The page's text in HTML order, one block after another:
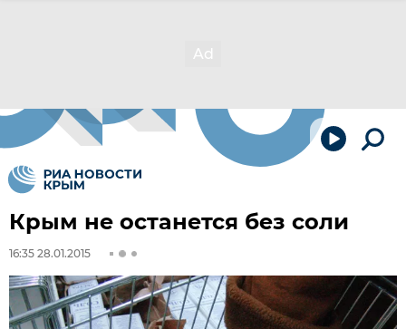
Крым не останется без соли
16:35 28.01.2015